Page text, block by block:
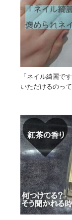
「ネイル綺麗で
いただけるのっ